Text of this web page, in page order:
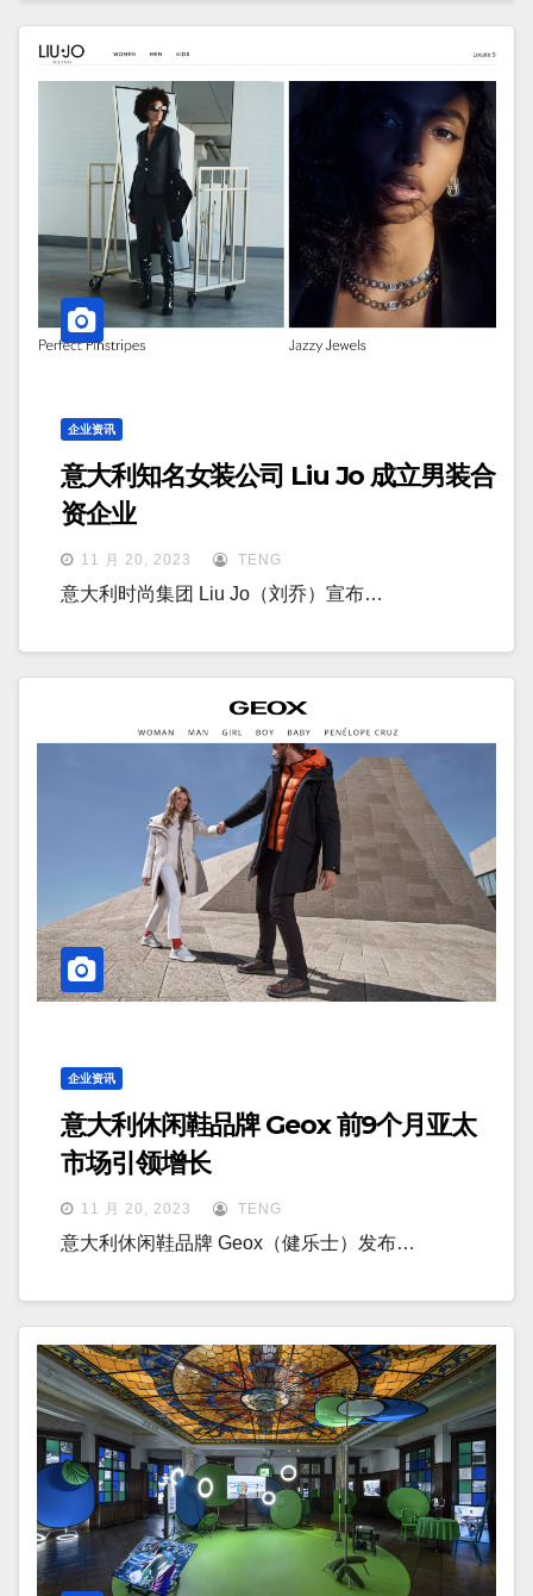
企业资讯
意大利知名女装公司 Liu Jo 成立男装合
资企业
11 月 20, 2023 TENG
意大利时尚集团 Liu Jo（刘乔）宣布…
企业资讯
意大利休闲鞋品牌 Geox 前9个月亚太
市场引领增长
11 月 20, 2023 TENG
意大利休闲鞋品牌 Geox（健乐士）发布…